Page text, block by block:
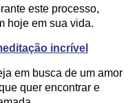
este processo,
hoje em sua vida.
incrível
em busca de um amor
quer encontrar e